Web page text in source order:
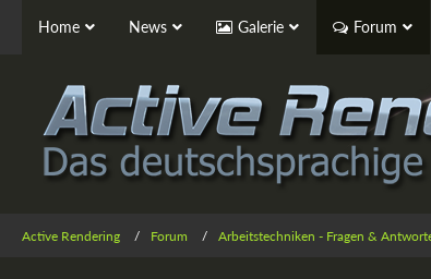
Home News Galerie Forum
Active Rendering Forum Arbeitstechniken - Fragen &